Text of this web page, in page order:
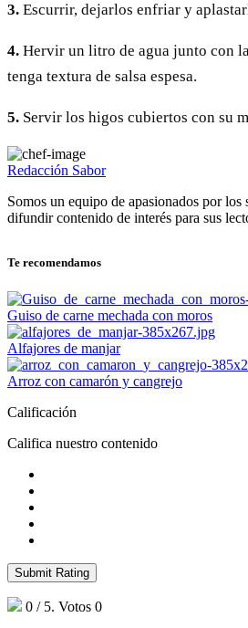
3. Escurrir, dejarlos enfriar y
4. Hervir un litro de agua junto con
tenga textura de salsa espesa.
5. Servir los higos cubiertos con su
Redacción Sabor
Somos un equipo de apasionados por
difundir contenido de interés para sus
Te recomendamos
Guiso de carne mechada con moros
Alfajores de manjar
Arroz con camarón y cangrejo
Calificación
Califica nuestro contenido
Submit Rating
0 / 5. Votos 0